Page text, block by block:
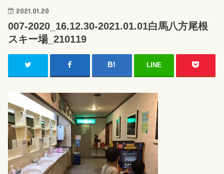
2021.01.20
007-2020_16.12.30-2021.01.01白馬八方尾根
スキー場_210119
LINE